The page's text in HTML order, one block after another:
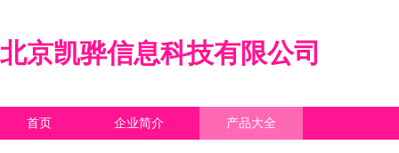
北京凯骅信息科技有限公司
首页 企业简介 产品大全